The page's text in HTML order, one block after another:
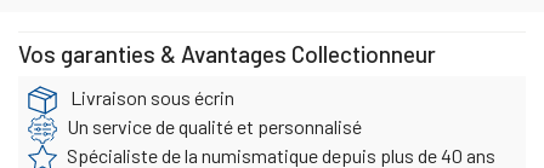
Vos garanties & Avantages Collectionneur
Livraison sous écrin
Un service de qualité et personnalisé
Spécialiste de la numismatique depuis plus de 40 ans